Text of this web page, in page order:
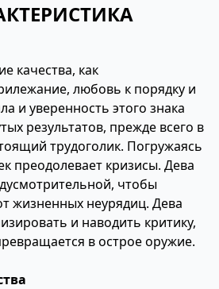
качества, как
любовь к порядку и
и уверенность этого знака
результатов, прежде всего в
трудоголик. Погружаясь
преодолевает кризисы. Дева
чтобы
жизненных неурядиц. Дева
и наводить критику,
в острое оружие.